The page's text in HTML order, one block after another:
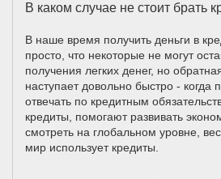
В каком случае не стоит брать
В наше время получить деньги в
просто, что некоторые не могут
получения легких денег, но
наступает довольно быстро - когда
отвечать по кредитным
кредиты, помогают развивать
смотреть на глобальном уровне,
мир использует кредиты.